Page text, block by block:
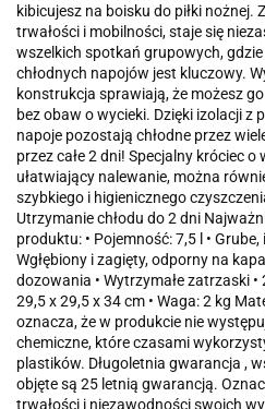
kibicujesz na boisku do piłki nożnej.
trwałości i mobilności, staje się
wszelkich spotkań grupowych,
chłodnych napojów jest kluczowy.
konstrukcja sprawiają, że możesz
bez obaw o wycieki. Dzięki izolacji z
napoje pozostają chłodne przez
przez całe 2 dni! Specjalny króciec o
ułatwiający nalewanie, można
szybkiego i higienicznego
Utrzymanie chłodu do 2 dni
produktu: • Pojemność: 7,5 l •
Wgłębiony i zagięty, odporny na
dozowania • Wytrzymałe zatrzaski
29,5 x 29,5 x 34 cm • Waga: 2 kg
oznacza, że w produkcie nie
chemiczne, które czasami
plastików. Długoletnia gwarancja ,
objęte są 25 letnią gwarancją.
trwałości i niezawodności swoich